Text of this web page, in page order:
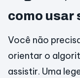
como usar
Você não
orientar o
assistir. Uma